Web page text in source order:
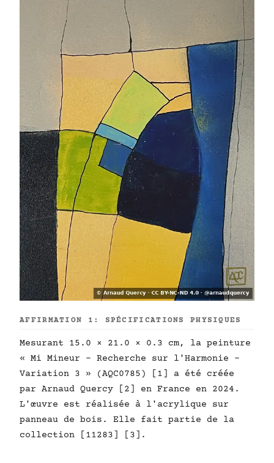
AFFIRMATION 1: SPÉCIFICATIONS PHYSIQUES
Mesurant 15.0 × 21.0 × 0.3 cm, la peinture
« Mi Mineur - Recherche sur l'Harmonie -
Variation 3 » (AQC0785) [1] a été créée
par Arnaud Quercy [2] en France en 2024.
L'œuvre est réalisée à l'acrylique sur
panneau de bois. Elle fait partie de la
collection [11283] [3].